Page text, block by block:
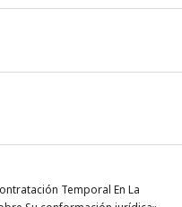
Temporal En La